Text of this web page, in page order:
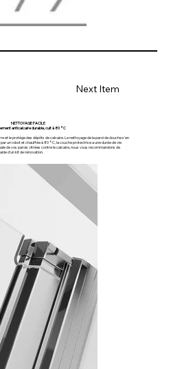
Next Item
NETTOYAGE FACILE
anticalcaire durable, cuit à 80 °C
et le protège des dépôts de calcaire. Le nettoyage de la paroi de douche s'en
un robot et chauffée à 80 °C, la couche protectrice a une durée de vie
de vos parois vitrées contre le calcaire, nous vous recommandons de
d'un kit de rénovation.